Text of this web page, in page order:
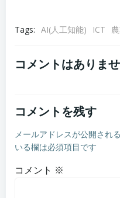
Tags: AI(人工知能) ICT
コメントはありま
コメントを残す
メールアドレスが公開され
いる欄は必須項目です
コメント ※